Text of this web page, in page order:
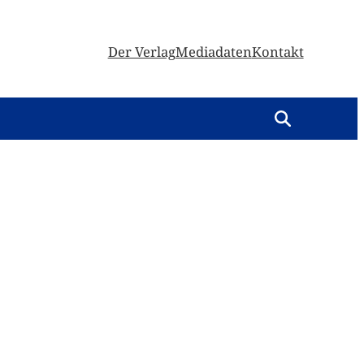
Der VerlagMediadatenKontakt